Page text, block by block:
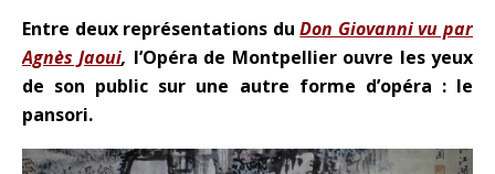
Entre deux représentations du Don Giovanni vu par
Agnès Jaoui, l’Opéra de Montpellier ouvre les yeux
de son public sur une autre forme d’opéra : le
pansori.